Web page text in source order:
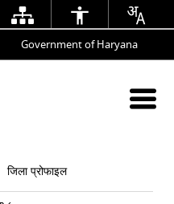
Government of Haryana
जिला प्रोफाइल